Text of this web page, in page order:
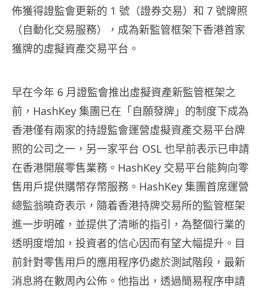
佈獲得證監會更新的 1 號（證券交易）和 7 號牌照
（自動化交易服務），成為新監管框架下香港首家
獲牌的虛擬資產交易平台。
早在今年 6 月證監會推出虛擬資產新監管框架之
前，HashKey 集團已在「自願發牌」的制度下成為
香港僅有兩家的持證監會運營虛擬資產交易平台牌
照的公司之一，另一家平台 OSL 也早前表示已申請
在香港開展零售業務。HashKey 交易平台能夠向零
售用戶提供購幣存幣服務。HashKey 集團首席運營
總監翁曉奇表示，隨着香港持牌交易所的監管框架
進一步明確，並提供了清晰的指引，為整個行業的
透明度增加，投資者的信心因而有望大幅提升。目
前針對零售用戶的應用程序仍處於測試階段，最新
消息將在數周內公佈。他指出，透過簡易程序申請